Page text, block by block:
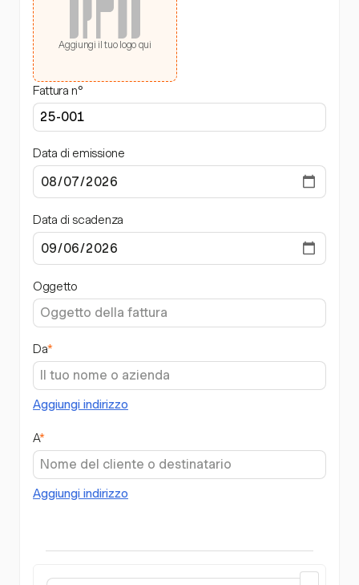
Aggiungi il tuo logo qui
Fattura n°
Data di emissione
Data di scadenza
Oggetto
Da*
Aggiungi indirizzo
A*
Aggiungi indirizzo